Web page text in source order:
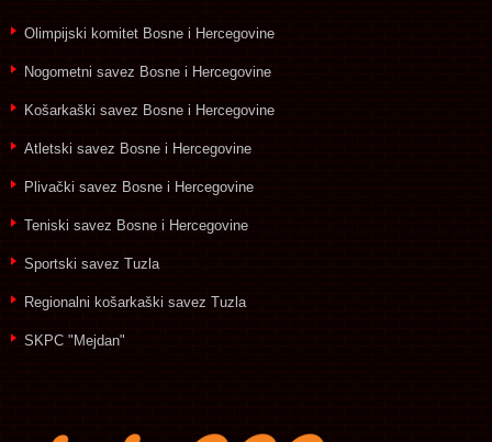
Olimpijski komitet Bosne i Hercegovine
Nogometni savez Bosne i Hercegovine
Košarkaški savez Bosne i Hercegovine
Atletski savez Bosne i Hercegovine
Plivački savez Bosne i Hercegovine
Teniski savez Bosne i Hercegovine
Sportski savez Tuzla
Regionalni košarkaški savez Tuzla
SKPC "Mejdan"